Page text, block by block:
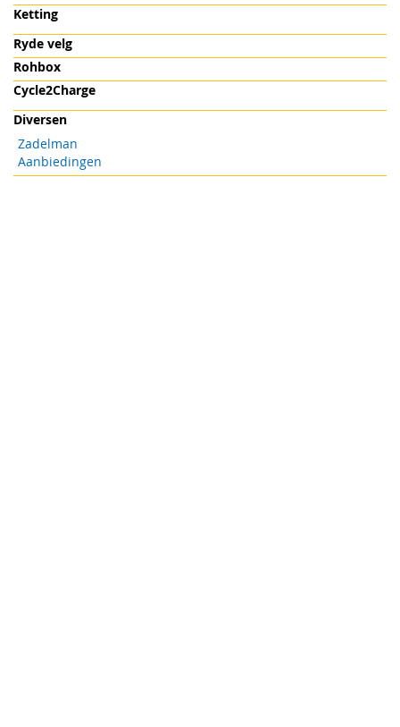
Ketting
Ryde velg
Rohbox
Cycle2Charge
Diversen
Zadelman
Aanbiedingen